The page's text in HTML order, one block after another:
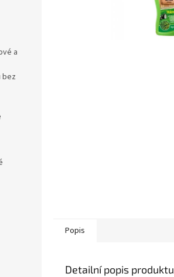
a
bez
Popis
Detailní popis produktu